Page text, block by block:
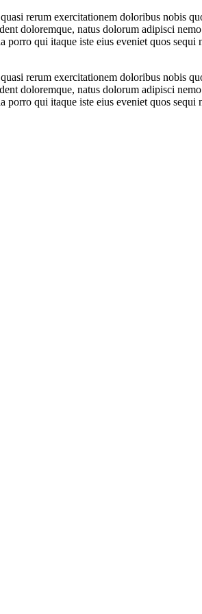
rerum exercitationem doloribus nobis
doloremque, natus dolorum adipisci
qui itaque iste eius eveniet quos
rerum exercitationem doloribus nobis
doloremque, natus dolorum adipisci
qui itaque iste eius eveniet quos